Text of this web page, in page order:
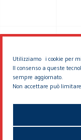
Utilizziamo i cookie per
Il consenso a queste
sempre aggiornato.
Non accettare può